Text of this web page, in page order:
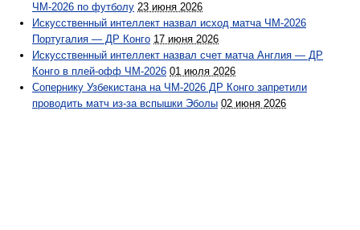
ЧМ-2026 по футболу 23 июня 2026
Искусственный интеллект назвал исход матча ЧМ-2026
Португалия — ДР Конго 17 июня 2026
Искусственный интеллект назвал счет матча Англия — ДР
Конго в плей-офф ЧМ-2026 01 июля 2026
Сопернику Узбекистана на ЧМ-2026 ДР Конго запретили
проводить матч из-за вспышки Эболы 02 июня 2026